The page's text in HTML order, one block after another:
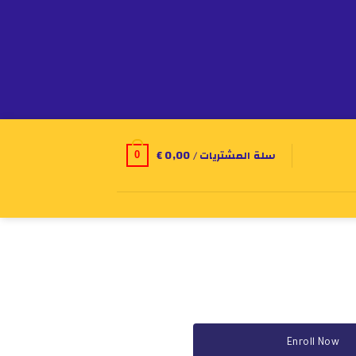
سلة المشتريات / €0,00
0
Enroll Now